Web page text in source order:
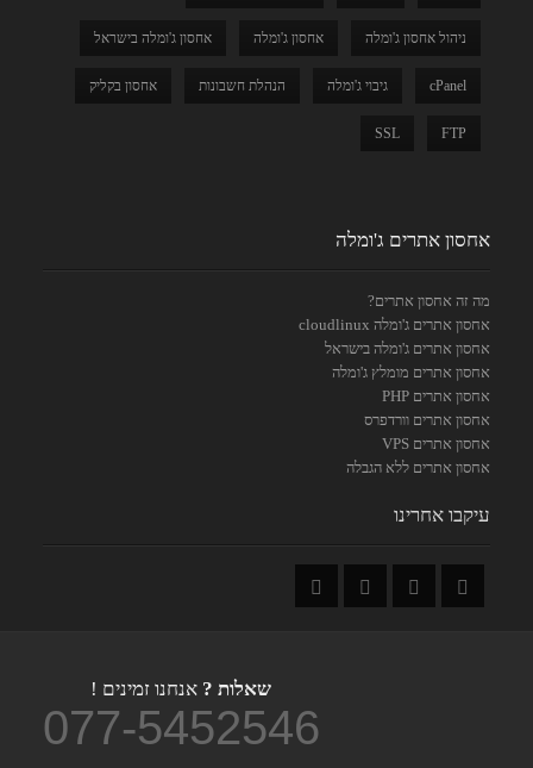
ניהול אחסון ג'ומלה אחסון ג'ומלה אחסון ג'ומלה בישראל
cPanel גיבוי ג'ומלה הנהלת חשבונות אחסון בקליק
FTP
SSL
אחסון אתרים ג'ומלה
מה זה אחסון אתרים?
אחסון אתרים ג'ומלה cloudlinux
אחסון אתרים ג'ומלה בישראל
אחסון אתרים מומלץ ג'ומלה
אחסון אתרים PHP
אחסון אתרים וורדפרס
אחסון אתרים VPS
אחסון אתרים ללא הגבלה
עיקבו אחרינו
שאלות ? אנחנו זמינים !
077-5452546